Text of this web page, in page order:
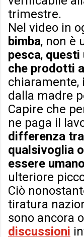
trimestre.
Nel video in
bimba, non è
pesca, questi
che prodotti
chiaramente,
dalla madre
Capire che
ne paga il
differenza
qualsivoglia
essere umano
ulteriore
Ciò
tiratura
sono ancora
discussioni